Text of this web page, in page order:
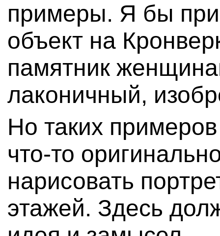
примеры. Я бы
объект на
памятник
лаконичный,
Но таких
что-то
нарисовать
этажей. Здесь